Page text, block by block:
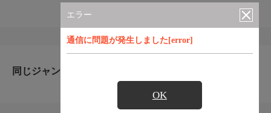
エラー
通信に問題が発生しました[error]
OK
同じジャンルのおすすめ番組